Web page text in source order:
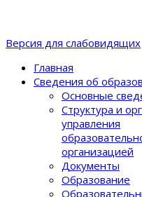
Версия для слабовидящих
Главная
Сведения об
Основные
Структура и
управления
организацией
Документы
Образование